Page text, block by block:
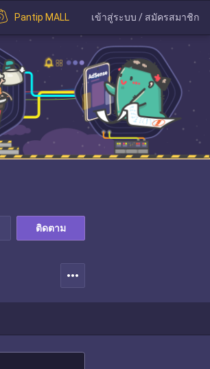
Pantip MALL เข้าสู่ระบบ / สมัครสมาชิก
ติดตาม
more_horiz